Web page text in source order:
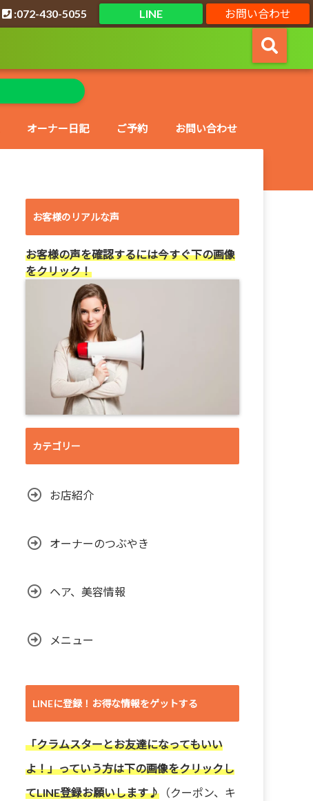
お問い合わせ
LINE
:072-430-5055
オーナー日記 ご予約 お問い合わせ
お客様のリアルな声
お客様の声を確認するには今すぐ下の画像
をクリック！
カテゴリー
お店紹介
オーナーのつぶやき
ヘア、美容情報
メニュー
LINEに登録！お得な情報をゲットする
「クラムスターとお友達になってもいい
よ！」っていう方は下の画像をクリックし
てLINE登録お願いします♪ （クーポン、キ